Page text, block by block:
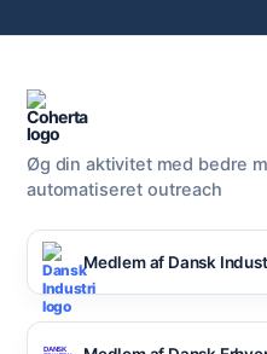
Øg din aktivitet med bedre
automatiseret outreach
Medlem af Dansk